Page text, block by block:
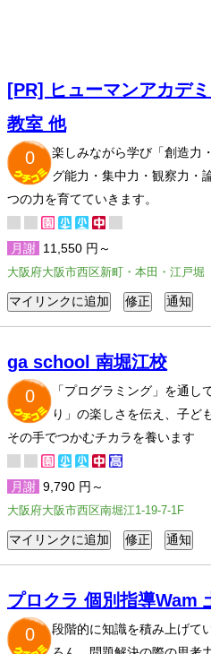
[PR] ヒューマンアカデ
教室 他
0
楽しみながら学び「創造力
グ能力・集中力・観察力・
つの力を育てていきます。
月謝 11,550 円～
大阪府大阪市西区新町・本田・江戸堀
ga school 南堀江校
0
「プログラミング」を通し
り」の楽しさを伝え、子ど
その手でつかむチカラを養います
月謝 9,790 円～
大阪府大阪市西区南堀江1-19-7-1F
プロクラ 個別指導Wam
0
段階的に知識を積み上げて